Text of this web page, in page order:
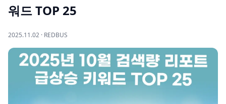
워드 TOP 25
2025.11.02 · REDBUS